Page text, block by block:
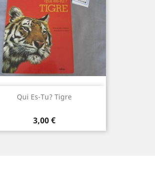
Qui Es-Tu? Tigre
Prix
3,00 €